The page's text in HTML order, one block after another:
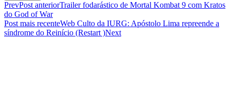
PrevPost anteriorTrailer fodarástico de Mortal Kombat 9 com Kratos
do God of War
Post mais recenteWeb Culto da IURG: Apóstolo Lima repreende a
síndrome do Reinício (Restart )Next